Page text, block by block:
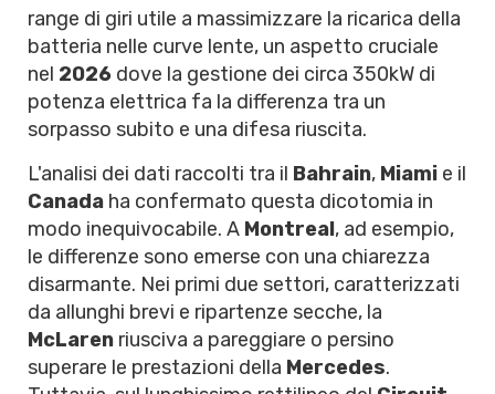
range di giri utile a massimizzare la ricarica della
batteria nelle curve lente, un aspetto cruciale
nel 2026 dove la gestione dei circa 350kW di
potenza elettrica fa la differenza tra un
sorpasso subito e una difesa riuscita.
L'analisi dei dati raccolti tra il Bahrain, Miami e il
Canada ha confermato questa dicotomia in
modo inequivocabile. A Montreal, ad esempio,
le differenze sono emerse con una chiarezza
disarmante. Nei primi due settori, caratterizzati
da allunghi brevi e ripartenze secche, la
McLaren riusciva a pareggiare o persino
superare le prestazioni della Mercedes.